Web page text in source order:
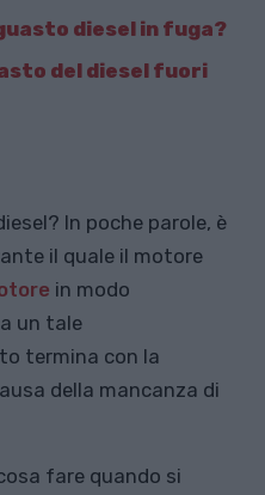
diesel in fuga?
del diesel fuori
In poche parole, è
il quale il motore
in modo
un tale
termina con la
della mancanza di
fare quando si